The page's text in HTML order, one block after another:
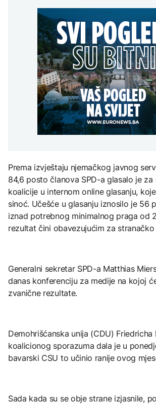
AKTUELNO
Požar kod Konjica
aktivan, gust dim
otežava gašenje
Europol: U Srbiji i
Njemačkoj
krijumčari koji su
prebacivali
Sirije
sankcije za pet
vojno-
kompleksom
FOKUS
Svjetske cijene
najviše u
godine
djece moraju
KULTURA
Rat i pijesak prijete
drevnim
Meroe u Sudanu
ZANIMLJIVOSTI
Prema izvještaju njemačkog javnog
84,6 posto članova SPD-a glasalo je za
koalicije u internom online glasanju,
sinoć. Učešće u glasanju iznosilo je 56
iznad potrebnog minimalnog praga od
rezultat čini obavezujućim za
Generalni sekretar SPD-a Matthias
danas konferenciju za medije na kojoj
zvanične rezultate.
Demohrišćanska unija (CDU)
koalicionog sporazuma dala je u
bavarski CSU to učinio ranije ovog
Sada kada su se obje strane izjasnile,